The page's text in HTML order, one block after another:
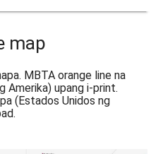
map
MBTA orange line na
Amerika) upang i-print.
(Estados Unidos ng